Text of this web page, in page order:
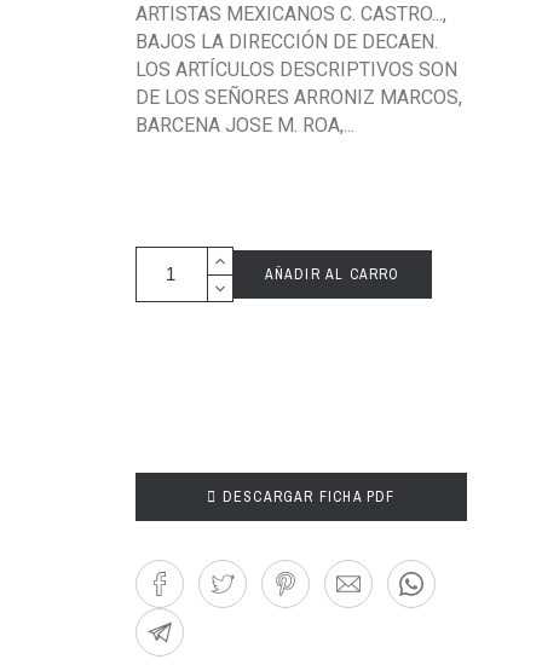
ARTISTAS MEXICANOS C. CASTRO...,
BAJOS LA DIRECCIÓN DE DECAEN.
LOS ARTÍCULOS DESCRIPTIVOS SON
DE LOS SEÑORES ARRONIZ MARCOS,
BARCENA JOSE M. ROA,...
AÑADIR AL CARRO
 DESCARGAR FICHA PDF